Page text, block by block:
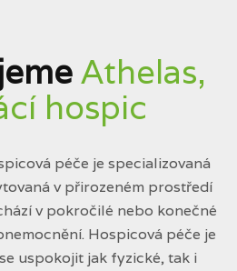
Athelas,
hospic
péče je specializovaná
v přirozeném prostředí
v pokročilé nebo konečné
Hospicová péče je
uspokojit jak fyzické, tak i